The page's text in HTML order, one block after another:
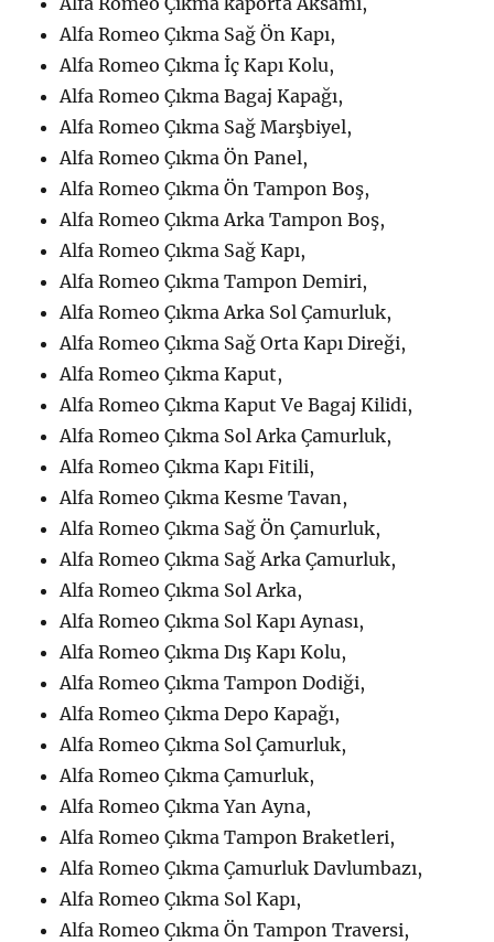
Alfa Romeo Çıkma Sağ Ön Kapı,
Alfa Romeo Çıkma İç Kapı Kolu,
Alfa Romeo Çıkma Bagaj Kapağı,
Alfa Romeo Çıkma Sağ Marşbiyel,
Alfa Romeo Çıkma Ön Panel,
Alfa Romeo Çıkma Ön Tampon Boş,
Alfa Romeo Çıkma Arka Tampon Boş,
Alfa Romeo Çıkma Sağ Kapı,
Alfa Romeo Çıkma Tampon Demiri,
Alfa Romeo Çıkma Arka Sol Çamurluk,
Alfa Romeo Çıkma Sağ Orta Kapı Direği,
Alfa Romeo Çıkma Kaput,
Alfa Romeo Çıkma Kaput Ve Bagaj Kilidi,
Alfa Romeo Çıkma Sol Arka Çamurluk,
Alfa Romeo Çıkma Kapı Fitili,
Alfa Romeo Çıkma Kesme Tavan,
Alfa Romeo Çıkma Sağ Ön Çamurluk,
Alfa Romeo Çıkma Sağ Arka Çamurluk,
Alfa Romeo Çıkma Sol Arka,
Alfa Romeo Çıkma Sol Kapı Aynası,
Alfa Romeo Çıkma Dış Kapı Kolu,
Alfa Romeo Çıkma Tampon Dodiği,
Alfa Romeo Çıkma Depo Kapağı,
Alfa Romeo Çıkma Sol Çamurluk,
Alfa Romeo Çıkma Çamurluk,
Alfa Romeo Çıkma Yan Ayna,
Alfa Romeo Çıkma Tampon Braketleri,
Alfa Romeo Çıkma Çamurluk Davlumbazı,
Alfa Romeo Çıkma Sol Kapı,
Alfa Romeo Çıkma Ön Tampon Traversi,